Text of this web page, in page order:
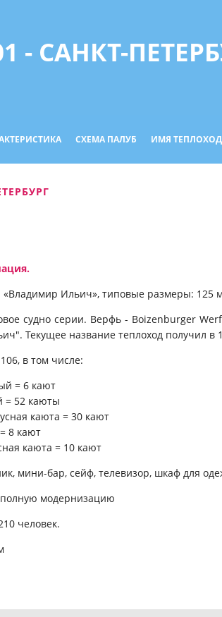
- САНКТ-
СХЕМА ПАЛУБ ИМЯ
«Владимир Ильич», типовые размеры: 125
судно серии. Верфь - Boizenburger
Текущее название теплоход получил в
в том числе:
= 6 кают
= 52 каюты
каюта = 30 кают
8 кают
каюта = 10 кают
мини-бар, сейф, телевизор, шкаф для
полную модернизацию
человек.